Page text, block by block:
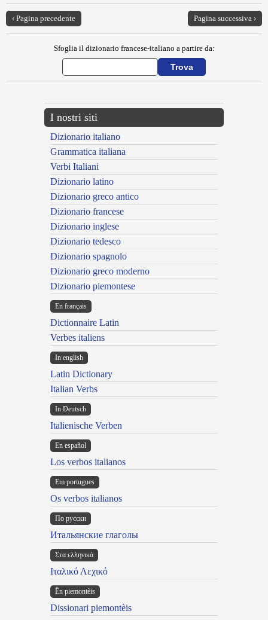
‹ Pagina precedente Pagina successiva ›
Sfoglia il dizionario francese-italiano a partire da:
I nostri siti
Dizionario italiano
Grammatica italiana
Verbi Italiani
Dizionario latino
Dizionario greco antico
Dizionario francese
Dizionario inglese
Dizionario tedesco
Dizionario spagnolo
Dizionario greco moderno
Dizionario piemontese
En français
Dictionnaire Latin
Verbes italiens
In english
Latin Dictionary
Italian Verbs
In Deutsch
Italienische Verben
En español
Los verbos italianos
Em portugues
Os verbos italianos
По русски
Итальянские глаголы
Στα ελληνικά
Ιταλικό Λεχικό
Ën piemontèis
Dissionari piemontèis